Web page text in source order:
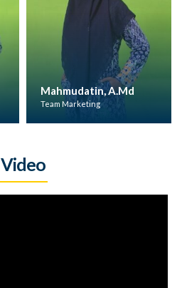
Mahmudatin, A.Md
Team Marketing
Video